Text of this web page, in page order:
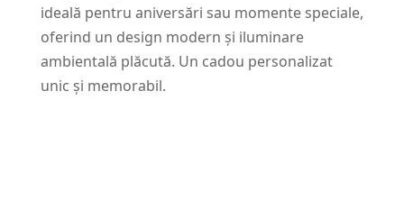
ideală pentru aniversări sau momente speciale,
oferind un design modern și iluminare
ambientală plăcută. Un cadou personalizat
unic și memorabil.